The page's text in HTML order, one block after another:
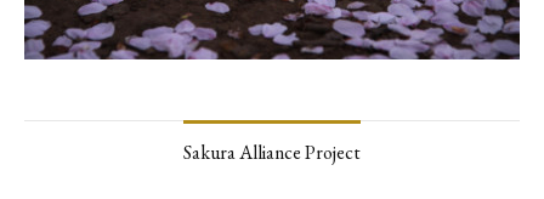
Sakura Alliance Project